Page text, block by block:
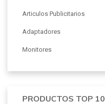
Articulos Publicitarios
Adaptadores
Monitores
PRODUCTOS TOP 10